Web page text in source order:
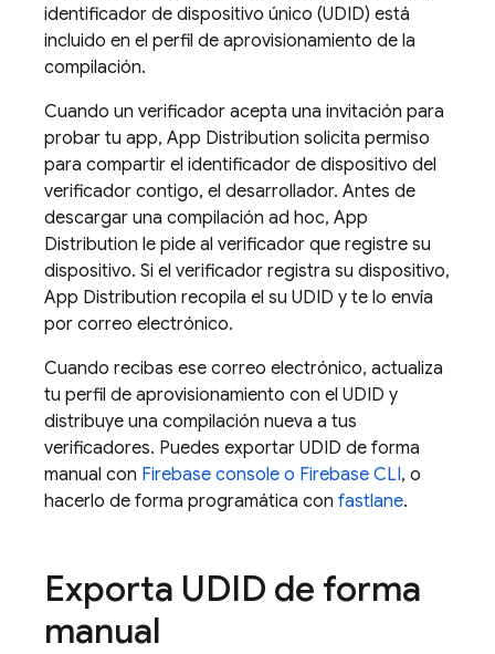
identificador de dispositivo único (UDID) está
incluido en el perfil de aprovisionamiento de la
compilación.
Cuando un verificador acepta una invitación para
probar tu app, App Distribution solicita permiso
para compartir el identificador de dispositivo del
verificador contigo, el desarrollador. Antes de
descargar una compilación ad hoc, App
Distribution le pide al verificador que registre su
dispositivo. Si el verificador registra su dispositivo,
App Distribution recopila el su UDID y te lo envía
por correo electrónico.
Cuando recibas ese correo electrónico, actualiza
tu perfil de aprovisionamiento con el UDID y
distribuye una compilación nueva a tus
verificadores. Puedes exportar UDID de forma
manual con Firebase console o Firebase CLI, o
hacerlo de forma programática con fastlane.
Exporta UDID de forma
manual